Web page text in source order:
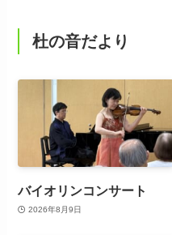
杜の音だより
バイオリンコンサート
2026年8月9日